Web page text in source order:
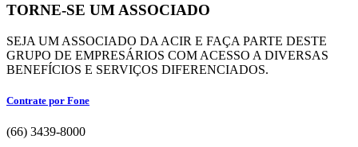
TORNE-SE UM ASSOCIADO
SEJA UM ASSOCIADO DA ACIR E FAÇA PARTE DESTE
GRUPO DE EMPRESÁRIOS COM ACESSO A DIVERSAS
BENEFÍCIOS E SERVIÇOS DIFERENCIADOS.
Contrate por Fone
(66) 3439-8000